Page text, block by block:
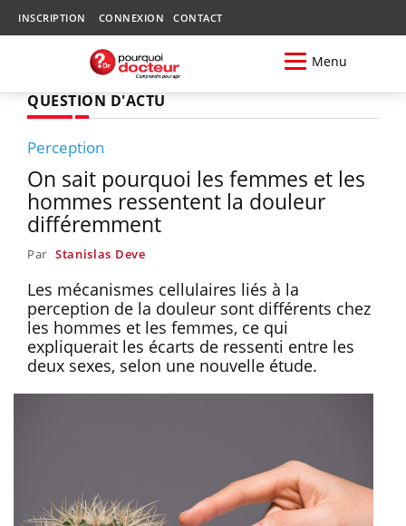
INSCRIPTION CONNEXION CONTACT
Menu
QUESTION D'ACTU
Perception
On sait pourquoi les femmes et les
hommes ressentent la douleur
différemment
Par Stanislas Deve
Les mécanismes cellulaires liés à la
perception de la douleur sont différents chez
les hommes et les femmes, ce qui
expliquerait les écarts de ressenti entre les
deux sexes, selon une nouvelle étude.